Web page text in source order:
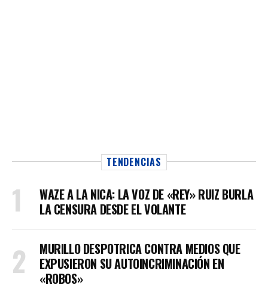
TENDENCIAS
WAZE A LA NICA: LA VOZ DE «REY» RUIZ BURLA
LA CENSURA DESDE EL VOLANTE
MURILLO DESPOTRICA CONTRA MEDIOS QUE
EXPUSIERON SU AUTOINCRIMINACIÓN EN
«ROBOS»